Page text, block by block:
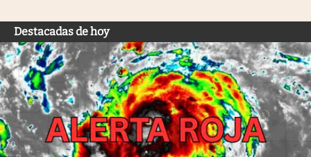
Destacadas de hoy